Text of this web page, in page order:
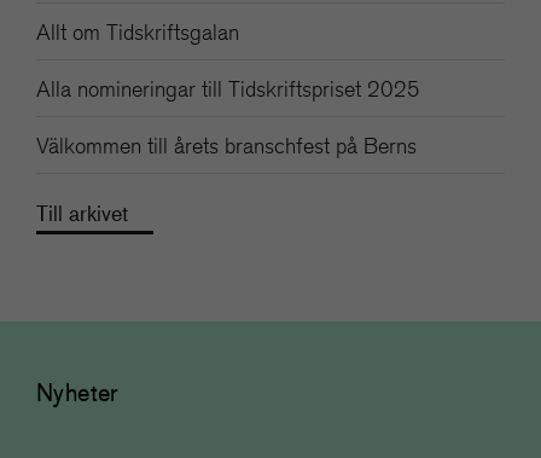
Allt om Tidskriftsgalan
Alla nomineringar till Tidskriftspriset 2025
Välkommen till årets branschfest på Berns
Till arkivet
Nyheter